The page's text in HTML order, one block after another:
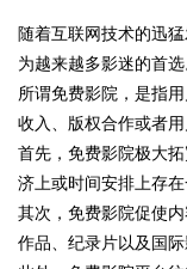
uz
随着互联网技术的迅
为越来越多影迷的首
所谓免费影院，是指
收入、版权合作或者
首先，免费影院极大
济上或时间安排上存
其次，免费影院促使
作品、纪录片以及国
析